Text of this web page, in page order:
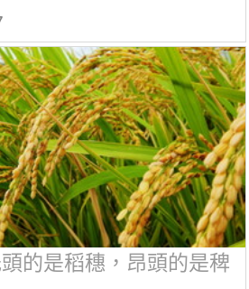
的是稻穗，昂頭的是稗